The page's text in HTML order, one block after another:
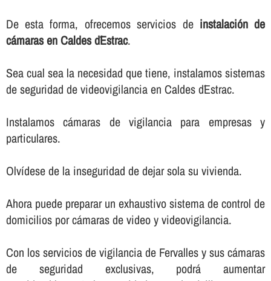
De esta forma, ofrecemos servicios de instalación de
cámaras en Caldes d´Estrac.
Sea cual sea la necesidad que tiene, instalamos sistemas
de seguridad de videovigilancia en Caldes d´Estrac.
Instalamos cámaras de vigilancia para empresas y
particulares.
Olví­dese de la inseguridad de dejar sola su vivienda.
Ahora puede preparar un exhaustivo sistema de control de
domicilios por cámaras de video y videovigilancia.
Con los servicios de vigilancia de Fervalles y sus cámaras
de seguridad exclusivas, podrá aumentar